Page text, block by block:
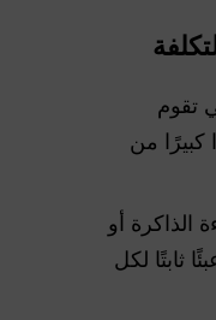
تقوم
كبيرًا من
الذاكرة أو
ثابتًا لكل